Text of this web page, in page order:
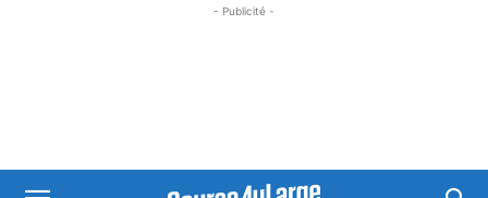
- Publicité -